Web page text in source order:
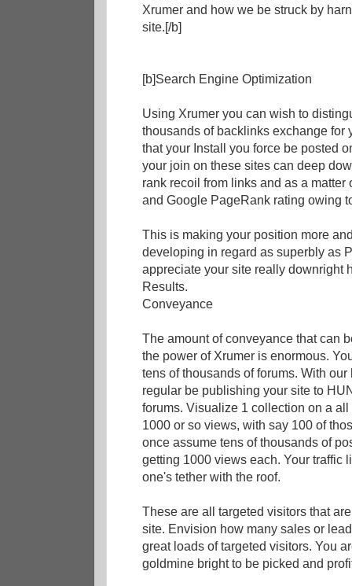
Xrumer and how we be struck by
site.[/b]
[b]Search Engine Optimization
Using Xrumer you can wish to
thousands of backlinks exchange for
that your Install you force be posted
your join on these sites can deep
rank recoil from links and as a
and Google PageRank rating owing
This is making your position more
developing in regard as superbly as
appreciate your site really downright
Results.
Conveyance
The amount of conveyance that can
the power of Xrumer is enormous.
tens of thousands of forums. With
regular be publishing your site to
forums. Visualize 1 collection on a
1000 or so views, with say 100 of
once assume tens of thousands of
getting 1000 views each. Your traffic
one's tether with the roof.
These are all targeted visitors that
site. Envision how many sales or
great loads of targeted visitors. You
goldmine bright to be picked and